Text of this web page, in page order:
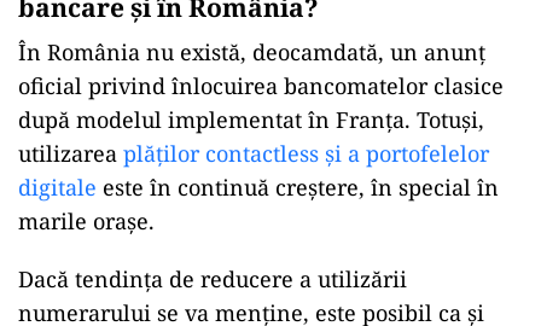
bancare și în România?
În România nu există, deocamdată, un anunț
oficial privind înlocuirea bancomatelor clasice
după modelul implementat în Franța. Totuși,
utilizarea plăților contactless și a portofelelor
digitale este în continuă creștere, în special în
marile orașe.
Dacă tendința de reducere a utilizării
numerarului se va menține, este posibil ca și